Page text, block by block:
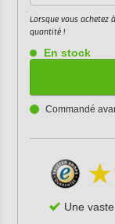
Lorsque vous achetez
quantité !
En stock
Commandé
Une